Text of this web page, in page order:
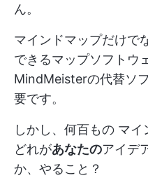
ん。
マインドマップだけで
できるマップソフトウ
MindMeisterの代替ソ
要です。
しかし、何百もの マイ
どれがあなたのアイデ
か、やること？